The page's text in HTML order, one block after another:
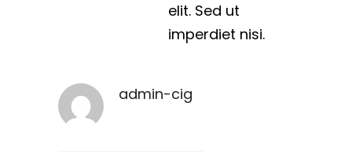
elit. Sed ut
imperdiet nisi.
admin-cig